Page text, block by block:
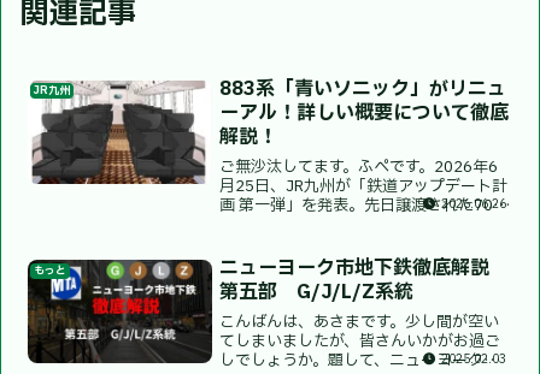
関連記事
JR九州
883系「青いソニック」がリニュ
ーアル！詳しい概要について徹底
解説！
ご無沙汰してます。ふぺです。2026年6
月25日、JR九州が「鉄道アップデート計
画 第一弾」を発表。先日譲渡された70-
ましたが、今回は883系「青いソニッ
ク」...
2026.06.26
もっと
ニューヨーク市地下鉄徹底解説
第五部 G/J/L/Z系統
こんばんは、あさまです。少し間が空い
てしまいましたが、皆さんいかがお過ご
しでしょうか。題して、ニューヨーク市
2025.02.03